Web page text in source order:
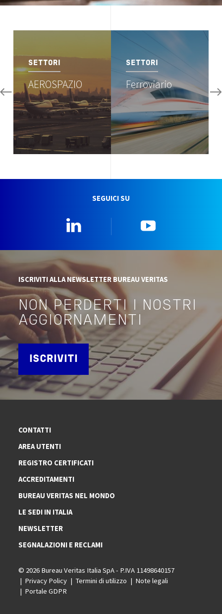
SETTORI
AEROSPAZIO
SETTORI
Ferroviario
SEGUICI SU
ISCRIVITI ALLA NEWSLETTER BUREAU VERITAS
NON PERDERTI I NOSTRI
AGGIORNAMENTI
ISCRIVITI
CONTATTI
AREA UTENTI
REGISTRO CERTIFICATI
ACCREDITAMENTI
BUREAU VERITAS NEL MONDO
LE SEDI IN ITALIA
NEWSLETTER
SEGNALAZIONI E RECLAMI
© 2026 Bureau Veritas Italia SpA - P.IVA 11498640157
Privacy Policy
Termini di utilizzo
Note legali
Portale GDPR